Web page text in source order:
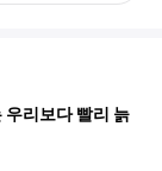
우리보다 빨리 늙